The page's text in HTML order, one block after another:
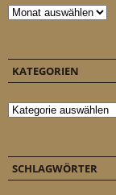
Archiv
KATEGORIEN
Kategorien
SCHLAGWÖRTER